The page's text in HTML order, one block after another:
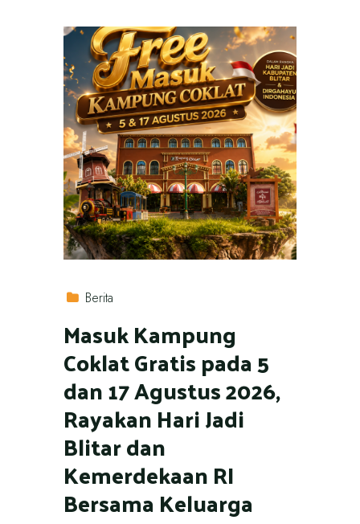
Berita
Masuk Kampung
Coklat Gratis pada 5
dan 17 Agustus 2026,
Rayakan Hari Jadi
Blitar dan
Kemerdekaan RI
Bersama Keluarga